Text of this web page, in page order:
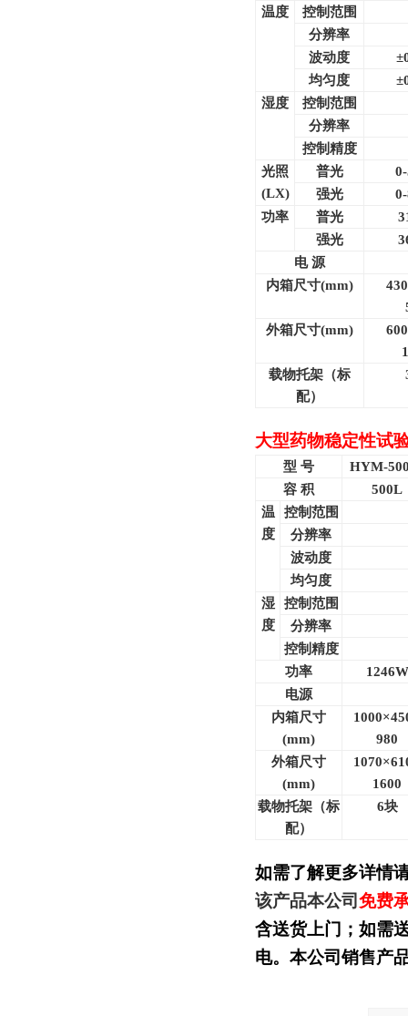
温度
控制范围
分辨率
波动度
均匀度
湿度
控制范围
分辨率
控制精度
光照
(LX)
普光
强光
功率
普光
强光
电 源
内箱尺寸(mm)
430
外箱尺寸(mm)
600
载物托架（标
配）
大型药物稳定性试
型 号
HYM-
容 积
500L
温
度
控制范围
分辨率
波动度
均匀度
湿
度
控制范围
分辨率
控制精度
功率
1246W
电源
内箱尺寸
(mm)
1000
980
外箱尺寸
(mm)
1070
1600
载物托架（标
配）
6块
如需了解更多详情
该产品本公司免费
含送货上门；如需
电。本公司销售产